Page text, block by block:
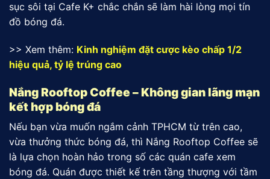
sục sôi tại Cafe K+ chắc chắn sẽ làm hài lòng mọi tín
đồ bóng đá.
>> Xem thêm: Kinh nghiệm đặt cược kèo chấp 1/2
hiệu quả, tỷ lệ trúng cao
Nắng Rooftop Coffee – Không gian lãng mạn
kết hợp bóng đá
Nếu bạn vừa muốn ngắm cảnh TPHCM từ trên cao,
vừa thưởng thức bóng đá, thì Nắng Rooftop Coffee sẽ
là lựa chọn hoàn hảo trong số các quán cafe xem
bóng đá. Quán được thiết kế trên tầng thượng với tầm